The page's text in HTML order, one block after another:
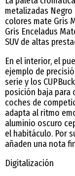
metalizadas
colores mate Gris
Gris Enceladus
SUV de altas
En el interior, el
ejemplo de
serie y los
posición baja para
coches de
adapta al ritmo
aluminio oscuro
el habitáculo. Por
añaden una nota
Digitalización